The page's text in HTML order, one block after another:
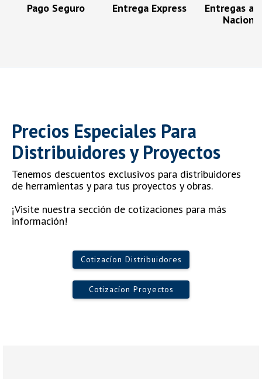
Pago Seguro Entrega Express
Entregas a
Nacional
Precios Especiales Para
Distribuidores y Proyectos
Tenemos descuentos exclusivos para distribuidores
de herramientas y para tus proyectos y obras.
¡Visite nuestra sección de cotizaciones para más
información!
Cotizacíon Distribuidores
Cotizacíon Proyectos